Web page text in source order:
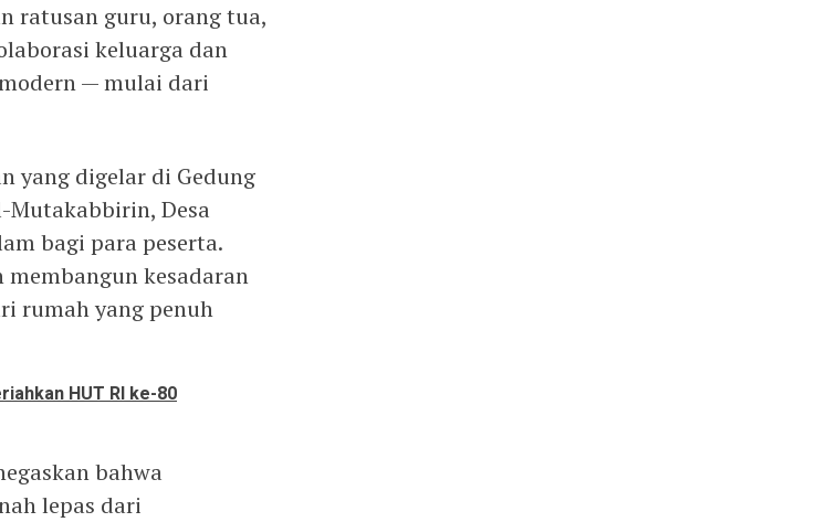
ratusan guru, orang tua,
keluarga dan
— mulai dari
yang digelar di Gedung
Mutakabbirin, Desa
bagi para peserta.
kesadaran
rumah yang penuh
HUT RI ke-80
bahwa
lepas dari